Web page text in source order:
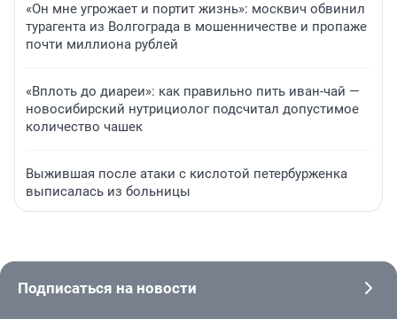
«Он мне угрожает и портит жизнь»: москвич обвинил
турагента из Волгограда в мошенничестве и пропаже
почти миллиона рублей
«Вплоть до диареи»: как правильно пить иван-чай —
новосибирский нутрициолог подсчитал допустимое
количество чашек
Выжившая после атаки с кислотой петербурженка
выписалась из больницы
Подписаться на новости